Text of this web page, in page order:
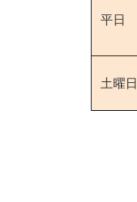
平日
土曜日